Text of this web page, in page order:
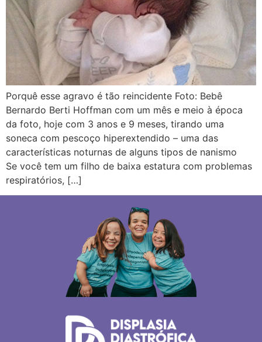
Porquê esse agravo é tão reincidente Foto: Bebê
Bernardo Berti Hoffman com um mês e meio à época
da foto, hoje com 3 anos e 9 meses, tirando uma
soneca com pescoço hiperextendido – uma das
características noturnas de alguns tipos de nanismo
Se você tem um filho de baixa estatura com problemas
respiratórios, […]